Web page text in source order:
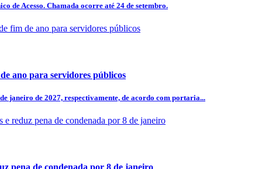
de Acesso. Chamada ocorre até 24 de setembro.
ano para servidores públicos
janeiro de 2027, respectivamente, de acordo com portaria...